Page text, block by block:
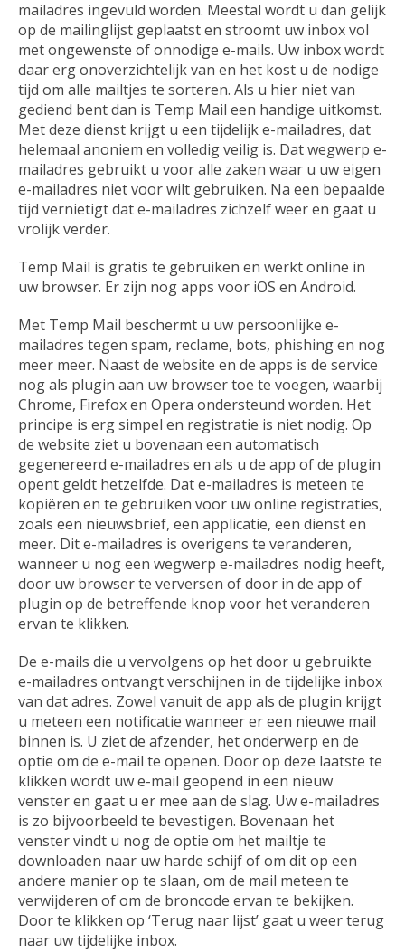
mailadres ingevuld worden. Meestal wordt u dan gelijk
op de mailinglijst geplaatst en stroomt uw inbox vol
met ongewenste of onnodige e-mails. Uw inbox wordt
daar erg onoverzichtelijk van en het kost u de nodige
tijd om alle mailtjes te sorteren. Als u hier niet van
gediend bent dan is Temp Mail een handige uitkomst.
Met deze dienst krijgt u een tijdelijk e-mailadres, dat
helemaal anoniem en volledig veilig is. Dat wegwerp e-
mailadres gebruikt u voor alle zaken waar u uw eigen
e-mailadres niet voor wilt gebruiken. Na een bepaalde
tijd vernietigt dat e-mailadres zichzelf weer en gaat u
vrolijk verder.
Temp Mail is gratis te gebruiken en werkt online in
uw browser. Er zijn nog apps voor iOS en Android.
Met Temp Mail beschermt u uw persoonlijke e-
mailadres tegen spam, reclame, bots, phishing en nog
meer meer. Naast de website en de apps is de service
nog als plugin aan uw browser toe te voegen, waarbij
Chrome, Firefox en Opera ondersteund worden. Het
principe is erg simpel en registratie is niet nodig. Op
de website ziet u bovenaan een automatisch
gegenereerd e-mailadres en als u de app of de plugin
opent geldt hetzelfde. Dat e-mailadres is meteen te
kopiëren en te gebruiken voor uw online registraties,
zoals een nieuwsbrief, een applicatie, een dienst en
meer. Dit e-mailadres is overigens te veranderen,
wanneer u nog een wegwerp e-mailadres nodig heeft,
door uw browser te verversen of door in de app of
plugin op de betreffende knop voor het veranderen
ervan te klikken.
De e-mails die u vervolgens op het door u gebruikte
e-mailadres ontvangt verschijnen in de tijdelijke inbox
van dat adres. Zowel vanuit de app als de plugin krijgt
u meteen een notificatie wanneer er een nieuwe mail
binnen is. U ziet de afzender, het onderwerp en de
optie om de e-mail te openen. Door op deze laatste te
klikken wordt uw e-mail geopend in een nieuw
venster en gaat u er mee aan de slag. Uw e-mailadres
is zo bijvoorbeeld te bevestigen. Bovenaan het
venster vindt u nog de optie om het mailtje te
downloaden naar uw harde schijf of om dit op een
andere manier op te slaan, om de mail meteen te
verwijderen of om de broncode ervan te bekijken.
Door te klikken op ‘Terug naar lijst’ gaat u weer terug
naar uw tijdelijke inbox.